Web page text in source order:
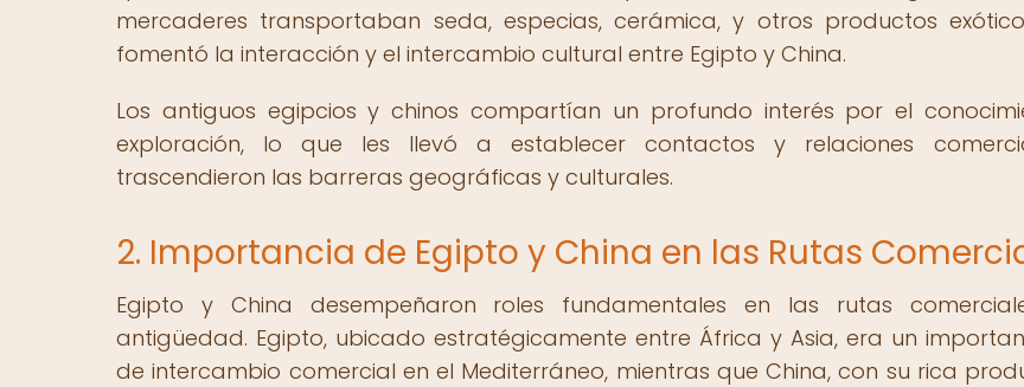
mercaderes transportaban seda, especias, cerámica, y otros productos
fomentó la interacción y el intercambio cultural entre Egipto y China.
Los antiguos egipcios y chinos compartían un profundo interés por el
exploración, lo que les llevó a establecer contactos y relaciones
trascendieron las barreras geográficas y culturales.
2. Importancia de Egipto y China en las Rutas
Egipto y China desempeñaron roles fundamentales en las rutas
antigüedad. Egipto, ubicado estratégicamente entre África y Asia, era un
de intercambio comercial en el Mediterráneo, mientras que China, con su rica